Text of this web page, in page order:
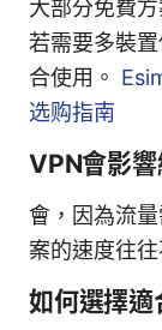
大部分免費
若需要多裝
合使用。
选购指南
VPN會影響
會，因為流
案的速度往
如何選擇適